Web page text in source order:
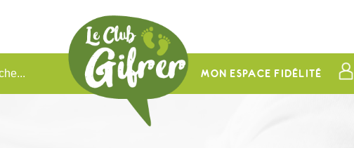
MON ESPACE FIDÉLITÉ